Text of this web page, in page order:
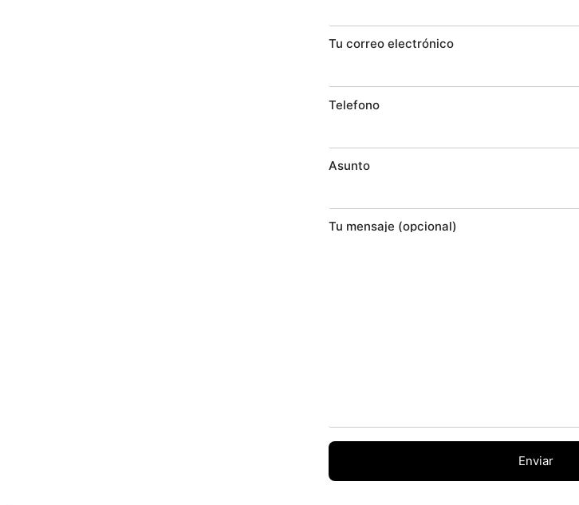
Tu correo electrónico
Telefono
Asunto
Tu mensaje (opcional)